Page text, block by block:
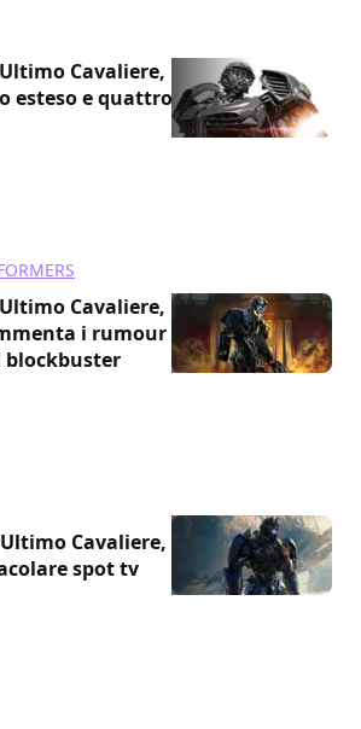
Cavaliere,
esteso e quattro
Cavaliere,
i rumour
Cavaliere,
spot tv